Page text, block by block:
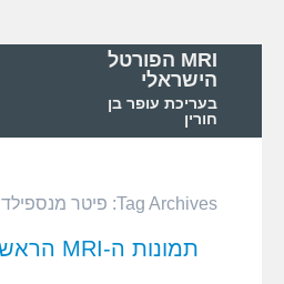
MRI הפורטל
הישראלי
בעריכת עופר בן
חורין
Tag Archives: פיטר מנספילד
תמונות ה-MRI הראשונות שפורסמו